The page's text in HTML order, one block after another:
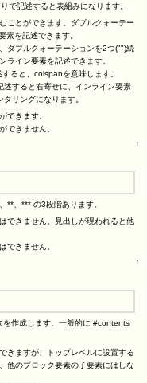
で記述すると表組みになります。
ことができます。ダブルクォーテー
素を記述できます。
ダブルクォーテーションを2つ("")続
ライン要素を記述できます。
ると、colspanを意味します。
述すると右寄せに、インライン要素
リングになります。
できます。
できません。
↑
**、*** の3段階あります。
できません。見出しが現われると他
できません。
↑
作成します。一般的に #contents
きますが、トップレベルに設置する
他のブロック要素の子要素にはしな